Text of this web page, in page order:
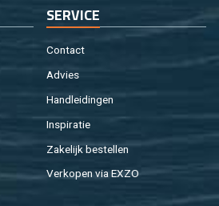
SER­VI­CE
Con­tact
Ad­vies
Hand­lei­din­gen
In­spi­ra­tie
Za­ke­lijk be­stel­len
Ver­ko­pen via EXZO